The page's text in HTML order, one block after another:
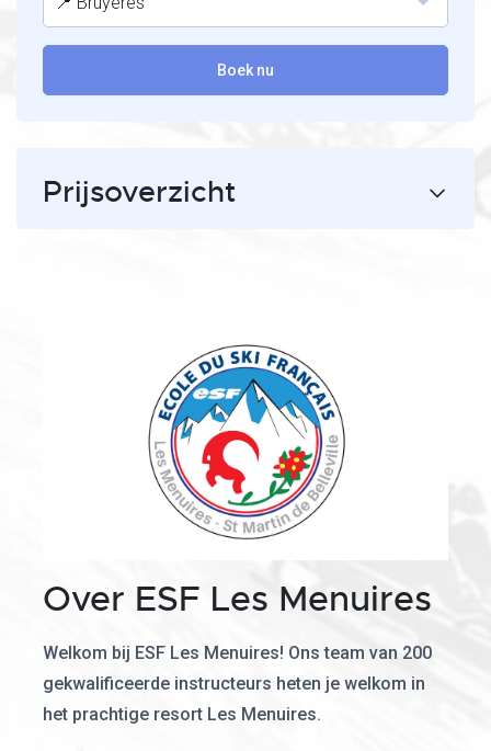
Boek nu
Prijsoverzicht
Over ESF Les Menuires
Welkom bij ESF Les Menuires! Ons team van 200
gekwalificeerde instructeurs heten je welkom in
het prachtige resort Les Menuires.